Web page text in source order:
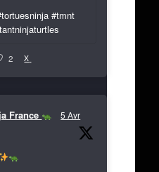
#tmnt
2 X
France 5 Avr